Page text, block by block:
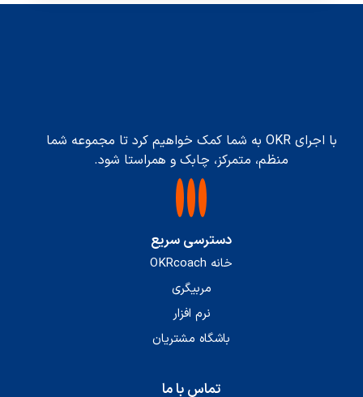
با اجرای OKR به شما کمک خواهیم کرد تا مجموعه شما
منظم، متمرکز، چابک و همراستا شود.
دسترسی سریع
خانه OKRcoach
مربیگری
نرم افزار
باشگاه مشتریان
تماس با ما